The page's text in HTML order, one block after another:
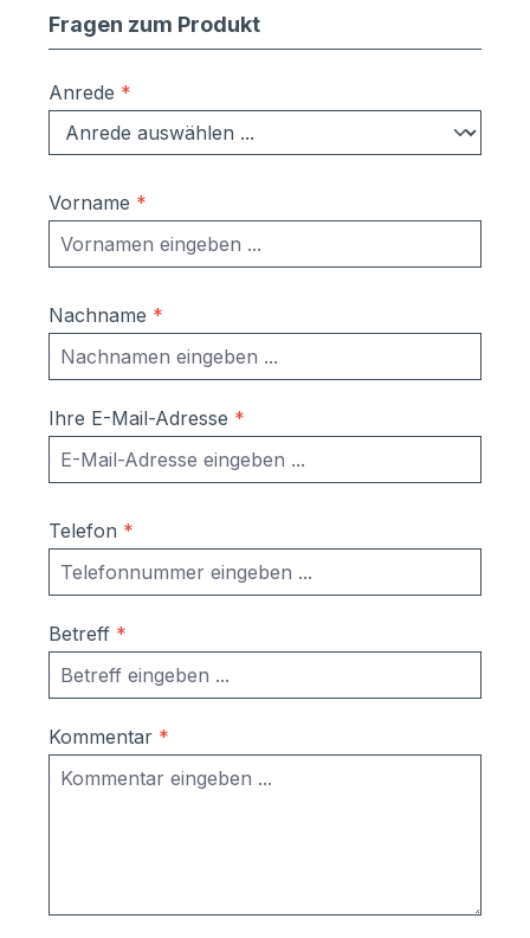
Fragen zum Produkt
Anrede *
Vorname *
Nachname *
Ihre E-Mail-Adresse *
Telefon *
Betreff *
Kommentar *